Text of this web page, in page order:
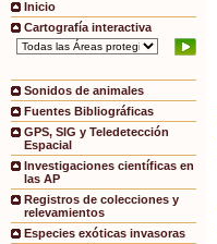
Inicio
Cartografía interactiva
Sonidos de animales
Fuentes Bibliográficas
GPS, SIG y Teledetección
Espacial
Investigaciones científicas en
las AP
Registros de colecciones y
relevamientos
Especies exóticas invasoras